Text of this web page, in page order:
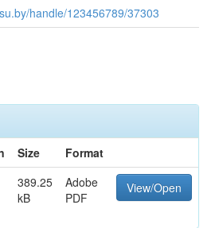
handle/123456789/37303
Size
Format
389.25
kB
Adobe
PDF
View/Open